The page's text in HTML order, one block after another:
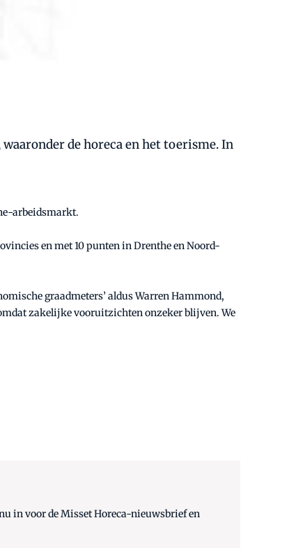
de horeca en het toerisme. In
arbeidsmarkt.
en met 10 punten in Drenthe en Noord-
graadmeters’ aldus Warren Hammond,
zakelijke vooruitzichten onzeker blijven. We
in voor de Misset Horeca-nieuwsbrief en